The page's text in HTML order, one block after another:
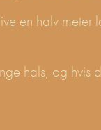
en halv
hals, og hvis